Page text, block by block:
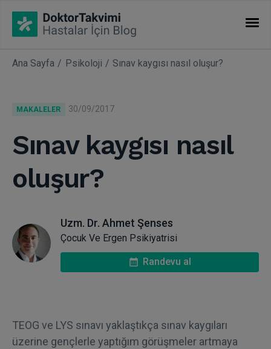
İHTISASLAR
Uzmanlıklar
Ana Sayfa Psikoloji Sınav kaygısı nasıl oluşur?
MAKALELER 30/09/2017
Sınav kaygısı nasıl
oluşur?
Uzm. Dr. Ahmet Şenses
Çocuk Ve Ergen Psikiyatrisi
Randevu al
TEOG ve LYS sınavı yaklaştıkça sınav kaygıları
üzerine gençlerle yaptığım görüşmeler artmaya